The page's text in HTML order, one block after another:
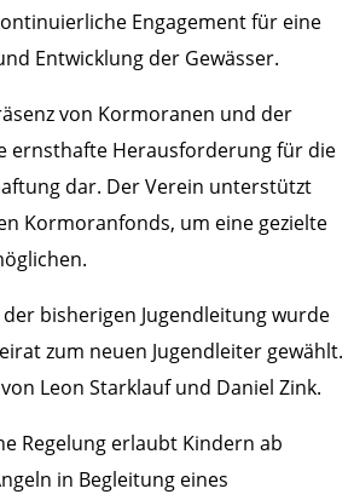
Engagement für eine
Entwicklung der Gewässer.
von Kormoranen und der
ernsthafte Herausforderung für die
dar. Der Verein unterstützt
Kormoranfonds, um eine gezielte
bisherigen Jugendleitung wurde
zum neuen Jugendleiter gewählt.
Leon Starklauf und Daniel Zink.
Regelung erlaubt Kindern ab
in Begleitung eines